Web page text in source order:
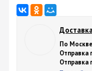
По
Отправка
Отправка